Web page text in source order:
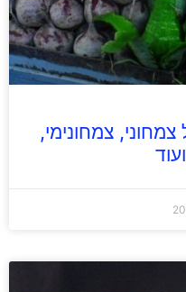
צמחונימי,